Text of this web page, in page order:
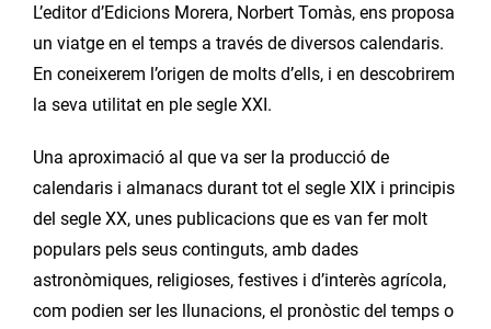
L’editor d’Edicions Morera, Norbert Tomàs, ens proposa
un viatge en el temps a través de diversos calendaris.
En coneixerem l’origen de molts d’ells, i en descobrirem
la seva utilitat en ple segle XXI.
Una aproximació al que va ser la producció de
calendaris i almanacs durant tot el segle XIX i principis
del segle XX, unes publicacions que es van fer molt
populars pels seus continguts, amb dades
astronòmiques, religioses, festives i d’interès agrícola,
com podien ser les llunacions, el pronòstic del temps o